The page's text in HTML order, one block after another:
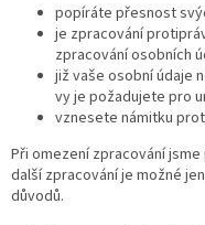
popíráte přesnost
je zpracování
zpracování osobních
již vaše osobní údaje
vy je požadujete pro
vznesete námitku
Při omezení zpracování
další zpracování je možné
důvodů.